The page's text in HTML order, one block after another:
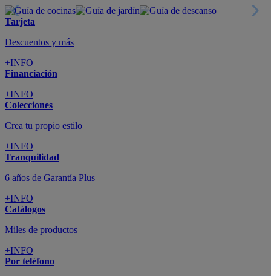
Tarjeta
Descuentos y más
+INFO
Financiación
+INFO
Colecciones
Crea tu propio estilo
+INFO
Tranquilidad
6 años de Garantía Plus
+INFO
Catálogos
Miles de productos
+INFO
Por teléfono